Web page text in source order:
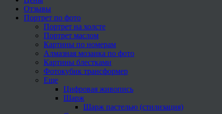
Отзывы
Портрет по фото
Портрет на холсте
Портрет маслом
Картины по номерам
Алмазная мозаика по фото
Картины блестками
Фотокубик трансформер
Еще
Цифровая живопись
Шарж
Шарж пастелью (стилизация)